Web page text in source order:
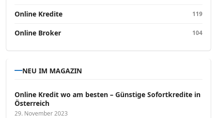
Online Kredite 119
Online Broker 104
NEU IM MAGAZIN
Online Kredit wo am besten – Günstige Sofortkredite in
Österreich
29. November 2023